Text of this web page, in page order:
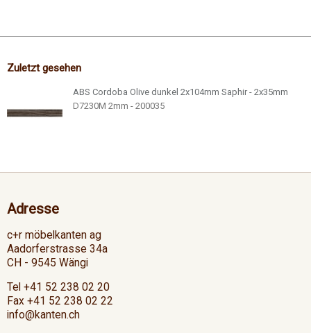
Zuletzt gesehen
ABS Cordoba Olive dunkel 2x104mm Saphir - 2x35mm
D7230M 2mm - 200035
Adresse
c+r möbelkanten ag
Aadorferstrasse 34a
CH - 9545 Wängi
Tel +41 52 238 02 20
Fax +41 52 238 02 22
info@kanten.ch